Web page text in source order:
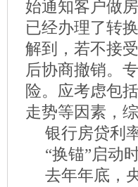
始通知客户做
已经办理了转
解到，若不接
后协商撤销。
险。应考虑包
走势等因素，
银行房贷利
“换锚”启动
去年年底，